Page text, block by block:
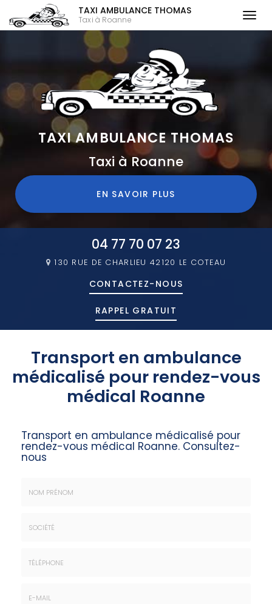
principal
TAXI AMBULANCE THOMAS
Taxi à Roanne
TAXI AMBULANCE THOMAS
Taxi à Roanne
EN SAVOIR PLUS
04 77 70 07 23
130 RUE DE CHARLIEU 42120 LE COTEAU
CONTACTEZ- NOUS
RAPPEL GRATUIT
Transport en ambulance
médicalisé pour rendez-vous
médical Roanne
Transport en ambulance médicalisé pour
rendez-vous médical Roanne. Consultez-
nous